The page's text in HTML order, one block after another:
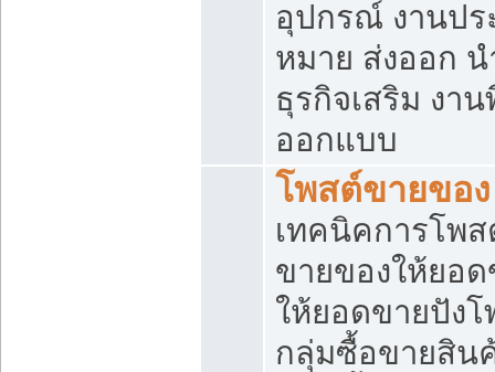
อุปกรณ์ งานป
หมาย ส่งออก น
ธุรกิจเสริม งา
ออกแบบ
โพสต์ขายของ
เทคนิคการโพ
ขายของให้ยอ
ให้ยอดขายปัง
กลุ่มซื้อขายสิน